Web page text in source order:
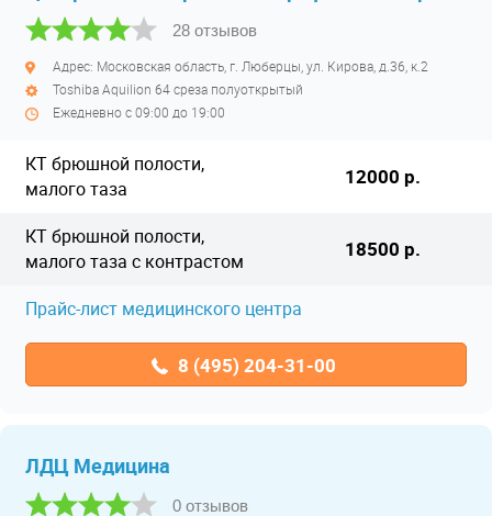
28 отзывов
Адрес: Московская область, г. Люберцы, ул. Кирова, д.36, к.2
Toshiba Aquilion 64 среза полуоткрытый
Ежедневно с 09:00 до 19:00
КТ брюшной полости,
малого таза
12000 р.
КТ брюшной полости,
малого таза с контрастом
18500 р.
Прайс-лист медицинского центра
8 (495) 204-31-00
ЛДЦ Медицина
0 отзывов